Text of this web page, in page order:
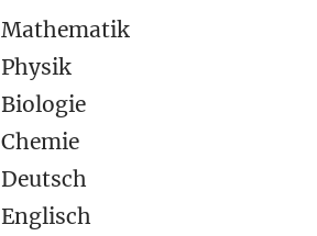
Mathematik
Physik
Biologie
Chemie
Deutsch
Englisch